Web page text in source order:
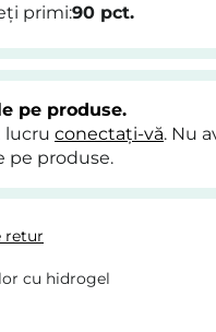
primi:90 pct.
pe produse.
lucru conectați-vă. Nu
pe produse.
retur
cu hidrogel